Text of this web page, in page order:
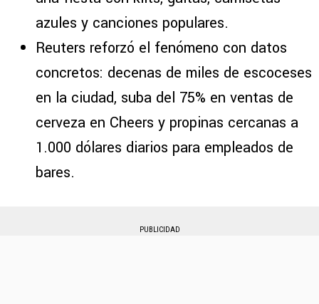
azules y canciones populares.
Reuters reforzó el fenómeno con datos
concretos: decenas de miles de escoceses
en la ciudad, suba del 75% en ventas de
cerveza en Cheers y propinas cercanas a
1.000 dólares diarios para empleados de
bares.
PUBLICIDAD